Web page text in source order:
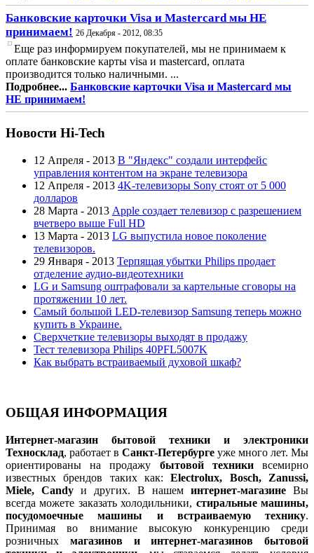
Банковские карточки Visa и Mastercard мы НЕ
принимаем! 26 Декабря - 2012, 08:35
Еще раз информируем покупателей, мы не принимаем к
оплате банковские карты visa и mastercard, оплата
производится только наличными. ...
Подробнее... Банковские карточки Visa и Mastercard мы
НЕ принимаем!
Новости Hi-Tech
12 Апреля - 2013 В "Яндекс" создали интерфейс
управления контентом на экране телевизора
12 Апреля - 2013 4K-телевизоры Sony стоят от 5 000
долларов
28 Марта - 2013 Apple создает телевизор с разрешением
вчетверо выше Full HD
13 Марта - 2013 LG выпустила новое поколение
телевизоров.
29 Января - 2013 Терпящая убытки Philips продает
отделение аудио-видеотехники
LG и Samsung оштрафовали за картельные сговоры на
протяжении 10 лет.
Самый большой LED-телевизор Samsung теперь можно
купить в Украине.
Сверхчеткие телевизоры выходят в продажу
Тест телевизора Philips 40PFL5007K
Как выбрать встраиваемый духовой шкаф?
ОБЩАЯ ИНФОРМАЦИЯ
Интернет-магазин бытовой техники и электроники
Техносклад, работает в Санкт-Петербурге уже много лет. Мы
ориентированы на продажу бытовой техникивсемирно
известных брендов таких как:Electrolux, Bosch, Zanussi,
Miele, Candy и других. В нашем интернет-магазине Вы
всегда можете заказать холодильники, стиральные машины,
посудомоечные машины и встраиваемую технику.
Принимая во внимание высокую конкуренцию среди
розничных магазинов и интернет-магазинов бытовой